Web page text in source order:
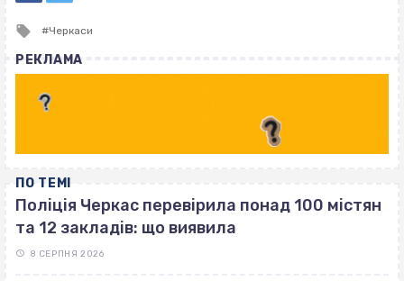
Tagged
Черкаси
РЕКЛАМА
ПО ТЕМІ
Поліція Черкас перевірила понад 100 містян
та 12 закладів: що виявила
8 СЕРПНЯ 2026